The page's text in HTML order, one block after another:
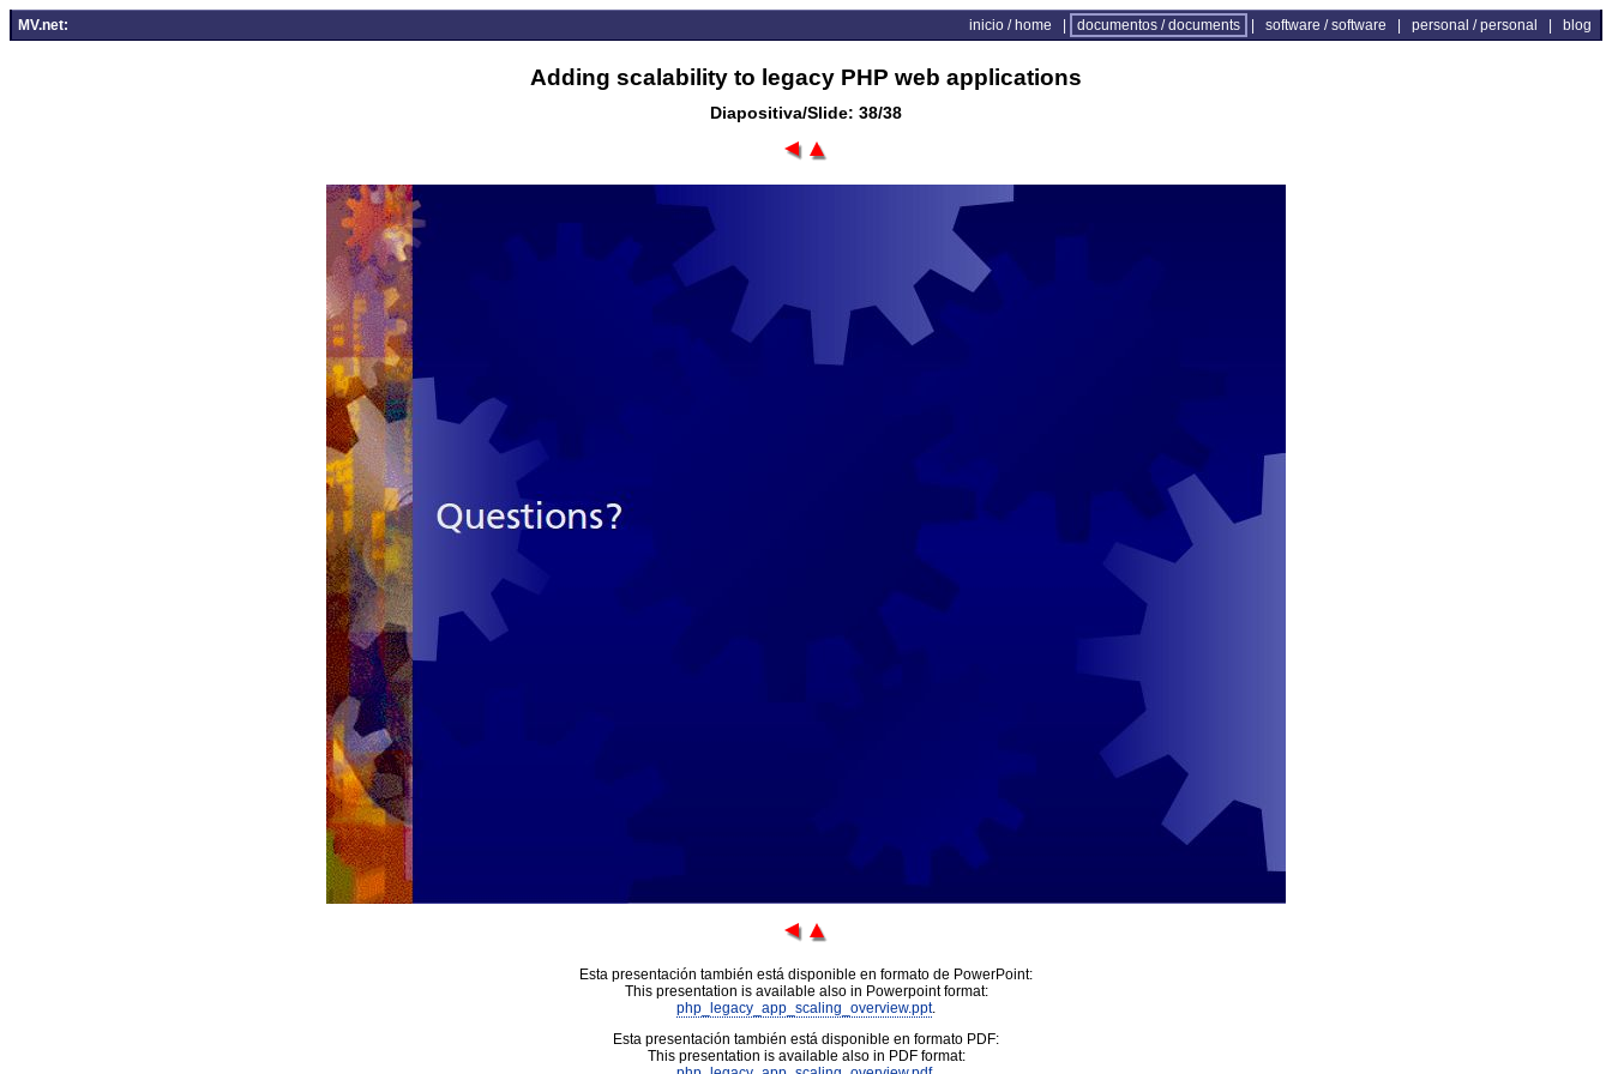
MV.net: inicio / home documentos / documents software / software personal / personal blog
Adding scalability to legacy PHP web applications
Diapositiva/Slide: 38/38
Esta presentación también está disponible en formato de PowerPoint:
This presentation is available also in Powerpoint format:
php_legacy_app_scaling_overview.ppt.
Esta presentación también está disponible en formato PDF:
This presentation is available also in PDF format: